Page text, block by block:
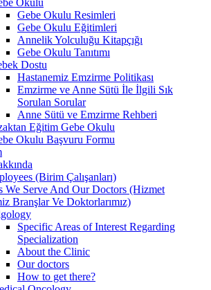
Gebe Okulu Resimleri
Gebe Okulu Eğitimleri
Annelik Yolculuğu Kitapçığı
Gebe Okulu Tanıtımı
Dostu
Hastanemiz Emzirme Politikası
Emzirme ve Anne Sütü İle İlgili Sık
Sorulan Sorular
Anne Sütü ve Emzirme Rehberi
Eğitim Gebe Okulu
Okulu Başvuru Formu
(Birim Çalışanları)
We Serve And Our Doctors (Hizmet
Branşlar Ve Doktorlarımız)
Specific Areas of Interest Regarding
Specialization
About the Clinic
Our doctors
How to get there?